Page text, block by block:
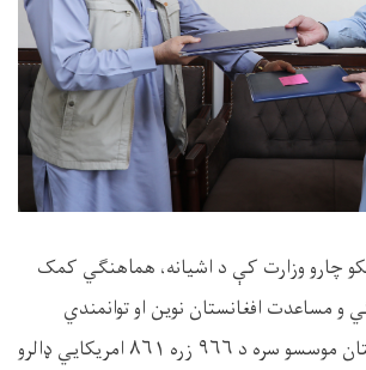
چارو وزارت کې د اشیانه، هماهنګي کمک
مساعدت افغانستان نوین او توانمندي
ماموریت زنان افغانستان موسسو سره د ۹۶۶ زره ۸۶۱ امریکايي ډالرو